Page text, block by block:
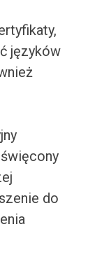
języków
do